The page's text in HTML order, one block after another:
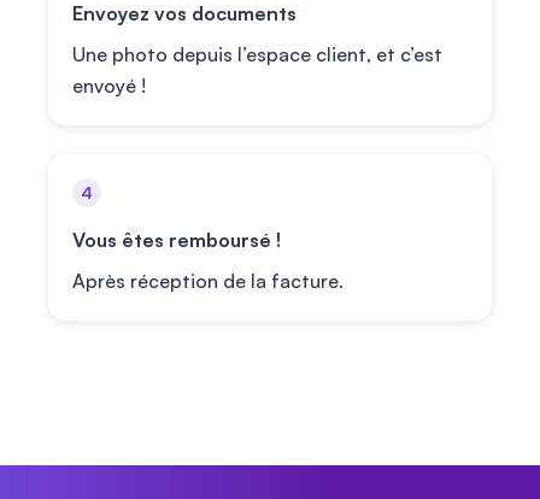
Envoyez vos documents
Une photo depuis l’espace client, et c’est
envoyé !
4
Vous êtes remboursé !
Après réception de la facture.